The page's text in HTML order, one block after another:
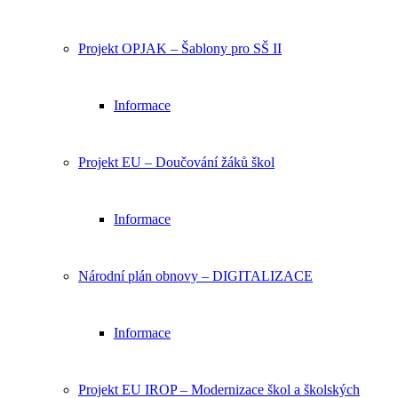
Projekt OPJAK – Šablony pro SŠ II
Informace
Projekt EU – Doučování žáků škol
Informace
Národní plán obnovy – DIGITALIZACE
Informace
Projekt EU IROP – Modernizace škol a školských